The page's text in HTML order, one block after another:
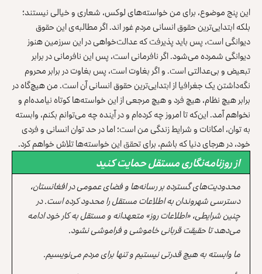
این پنج موضوع، برای من خواسته‌های لوکس، شعاری و خیالی نیستند؛
بلکه ابتدایی‌ترین حقوق انسانی مردم غور اند. اگر مطالبه‌ی این حقوق
دیوانگی است، پس باید پذیرفت که عدالت‌خواهی در این سرزمین هنوز
دیوانگی شمرده می‌شود. اگر نافرمانی است، پس این نافرمانی در برابر
تبعیض و بی‌عدالتی است. و اگر بغاوت است، پس بغاوت در برابر محروم
نگه‌داشتن یک جغرافیا از ابتدایی‌ترین حقوق انسانی آن است. من هیچ‌گاه در
برابر هیچ نظام، هیچ فرد و هیچ مرجعی از این خواسته‌ها کوتاه نیامده‌ام و
نخواهم آمد. این‌که تا امروز چه کرده‌ام و در آینده چه می‌توانم بکنم، وابسته
به توان، امکانات و شرایط زندگی من است؛ اما در حد توان انسانی و فردی
خود، در هرجای دنیا که باشم، برای تحقق این خواسته‌ها تلاش خواهم کرد.
از روزنامه‌نگاری مستقل حمایت کنید
محدودیت‌های گسترده بر رسانه‌ها و فضای عمومی در افغانستان،
دسترسی شهروندان به اطلاعات مستقل را محدود کرده است. در
چنین شرایطی، «اطلاعات روز» متعهدانه و مستقل به کار خود ادامه
می‌دهد تا حقیقت قربانی خاموشی و فراموشی نشود.
ما وابسته به هیچ قدرتی نیستیم و تنها برای مردم می‌نویسیم.